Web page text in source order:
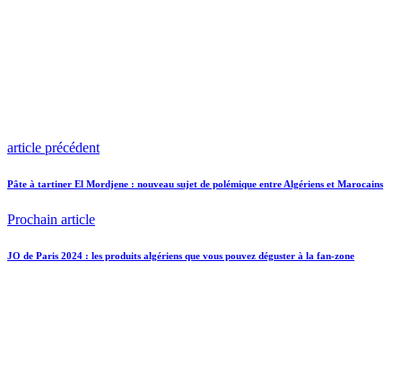
article précédent
Pâte à tartiner El Mordjene : nouveau sujet de polémique entre Algériens et Marocains
Prochain article
JO de Paris 2024 : les produits algériens que vous pouvez déguster à la fan-zone